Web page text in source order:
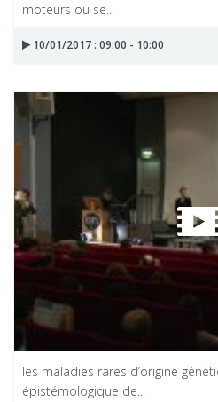
moteurs ou se...
10/01/2017 : 09:00 - 10:00
les maladies rares d’origine
épistémologique de...